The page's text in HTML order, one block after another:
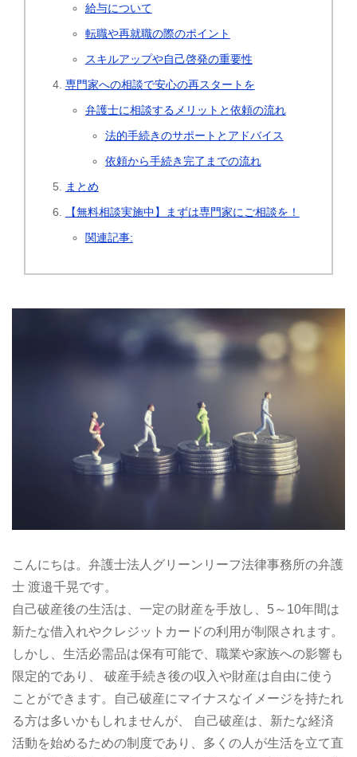
給与について
転職や再就職の際のポイント
スキルアップや自己啓発の重要性
専門家への相談で安心の再スタートを
弁護士に相談するメリットと依頼の流れ
法的手続きのサポートとアドバイス
依頼から手続き完了までの流れ
まとめ
【無料相談実施中】まずは専門家にご相談を！
関連記事:
こんにちは。弁護士法人グリーンリーフ法律事務所の弁護
士 渡邉千晃です。
自己破産後の生活は、一定の財産を手放し、5～10年間は
新たな借入れやクレジットカードの利用が制限されます。
​しかし、生活必需品は保有可能で、職業や家族への影響も
限定的であり、 ​破産手続き後の収入や財産は自由に使う
ことができます。自己破産にマイナスなイメージを持たれ
る方は多いかもしれませんが、 ​自己破産は、新たな経済
活動を始めるための制度であり、多くの人が生活を立て直